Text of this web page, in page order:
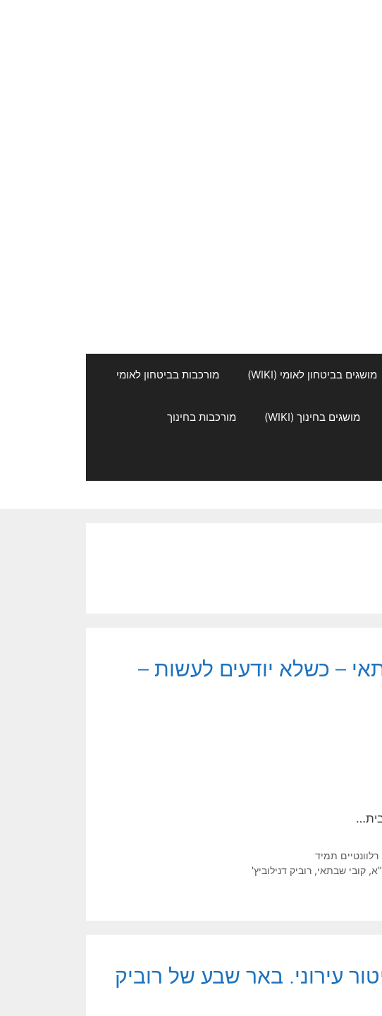
מושגים בביטחון לאומי (WIKI) מורכבות בביטחון לאומי
מושגים בחינוך (WIKI) מורכבות בחינוך
– כשלא יודעים לעשות –
רלוונטיים תמיד
, קובי שבתאי, רוביק דנילוביץ'
עירוני. באר שבע של רוביק